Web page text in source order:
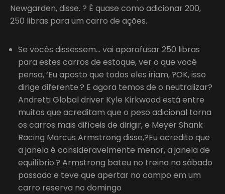
Newgarden, disse. ? É quase como adicionar 200,
250 libras para um carro de ações.
Se vocês dissessem… vai aparafusar 250 libras
para estes carros de estoque, ver o que você
pensa, ‘Eu aposto que todos eles iriam, ?OK, isso
dirige diferente.? E agora temos de o neutralizar?
Andretti Global driver Kyle Kirkwood está entre
muitos que acreditam que o peso adicional torna
os carros mais difíceis de dirigir, e Meyer Shank
Racing Marcus Armstrong disse,?Eu acredito que
a janela é consideravelmente menor, a janela de
equilíbrio.? Armstrong bateu no treino no sábado
passado e teve que apertar no campo em um
carro reserva no domingo